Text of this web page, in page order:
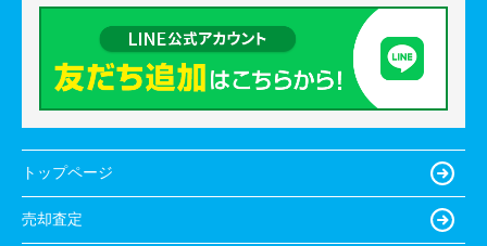
トップページ
売却査定